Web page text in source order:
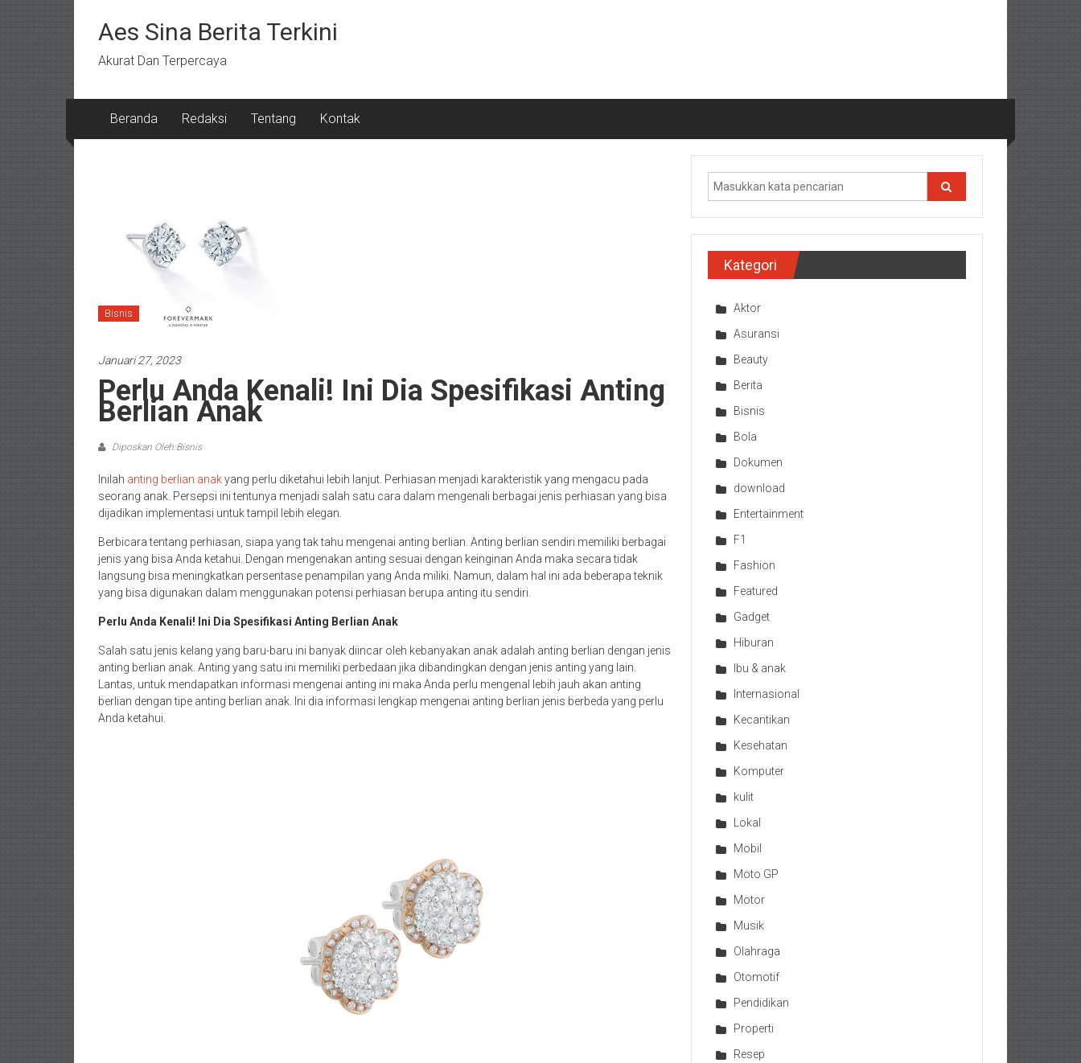
kontenAes Sina Berita Terkini
Akurat Dan Terpercaya
Beranda Redaksi Tentang Kontak
Bisnis
Januari 27, 2023
Perlu Anda Kenali! Ini Dia Spesifikasi Anting
Berlian Anak
Diposkan Oleh:Bisnis
Inilah anting berlian anakyang perlu diketahui lebih lanjut. Perhiasan menjadi karakteristik yang mengacu pada
seorang anak. Persepsi ini tentunya menjadi salah satu cara dalam mengenali berbagai jenis perhiasan yang bisa
dijadikan implementasi untuk tampil lebih elegan.
Berbicara tentang perhiasan, siapa yang tak tahu mengenai anting berlian. Anting berlian sendiri memiliki berbagai
jenis yang bisa Anda ketahui. Dengan mengenakan anting sesuai dengan keinginan Anda maka secara tidak
langsung bisa meningkatkan persentase penampilan yang Anda miliki. Namun, dalam hal ini ada beberapa teknik
yang bisa digunakan dalam menggunakan potensi perhiasan berupa anting itu sendiri.
Perlu Anda Kenali! Ini Dia Spesifikasi Anting Berlian Anak
Salah satu jenis kelang yang baru-baru ini banyak diincar oleh kebanyakan anak adalah anting berlian dengan jenis
anting berlian anak. Anting yang satu ini memiliki perbedaan jika dibandingkan dengan jenis anting yang lain.
Lantas, untuk mendapatkan informasi mengenai anting ini maka Anda perlu mengenal lebih jauh akan anting
berlian dengan tipe anting berlian anak. Ini dia informasi lengkap mengenai anting berlian jenis berbeda yang perlu
Anda ketahui.
Kategori
Aktor
Asuransi
Beauty
Berita
Bisnis
Bola
Dokumen
download
Entertainment
F1
Fashion
Featured
Gadget
Hiburan
Ibu & anak
Internasional
Kecantikan
Kesehatan
Komputer
kulit
Lokal
Mobil
Moto GP
Motor
Musik
Olahraga
Otomotif
Pendidikan
Properti
Resep